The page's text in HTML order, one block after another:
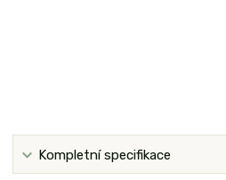
Kompletní specifikace